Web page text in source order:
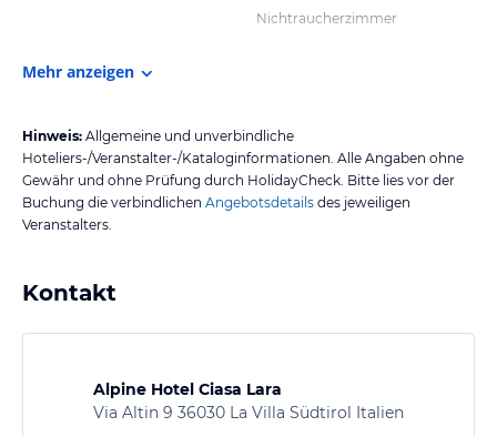
Nichtraucherzimmer
Mehr anzeigen
Hinweis: Allgemeine und unverbindliche
Hoteliers-/Veranstalter-/Kataloginformationen. Alle Angaben ohne
Gewähr und ohne Prüfung durch HolidayCheck. Bitte lies vor der
Buchung die verbindlichen Angebotsdetails des jeweiligen
Veranstalters.
Kontakt
Alpine Hotel Ciasa Lara
Via Altin 9 36030 La Villa Südtirol Italien